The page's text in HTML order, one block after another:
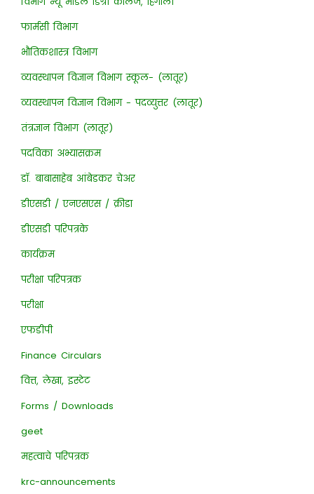
फार्मसी विभाग
भौतिकशास्त्र विभाग
व्यवस्थापन विज्ञान विभाग स्कूल- (लातूर)
व्यवस्थापन विज्ञान विभाग - पदव्युत्तर (लातूर)
तंत्रज्ञान विभाग (लातूर)
पदविका अभ्यासक्रम
डॉ. बाबासाहेब आंबेडकर चेअर
डीएसडी / एनएसएस / क्रीडा
डीएसडी परिपत्रके
कार्यक्रम
परीक्षा परिपत्रक
परीक्षा
एफडीपी
Finance Circulars
वित्त, लेखा, इस्टेट
Forms / Downloads
geet
महत्वाचे परिपत्रक
krc-announcements